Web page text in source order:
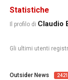
Statistiche
Il profilo di Claudio
Gli ultimi utenti
Outsider News 2421